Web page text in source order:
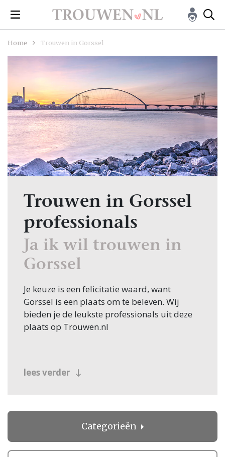
Home Trouwen in Gorssel
Trouwen in Gorssel
professionals
Ja ik wil trouwen in
Gorssel
Je keuze is een felicitatie waard, want
Gorssel is een plaats om te beleven. Wij
bieden je de leukste professionals uit deze
plaats op Trouwen.nl
lees verder
Categorieën